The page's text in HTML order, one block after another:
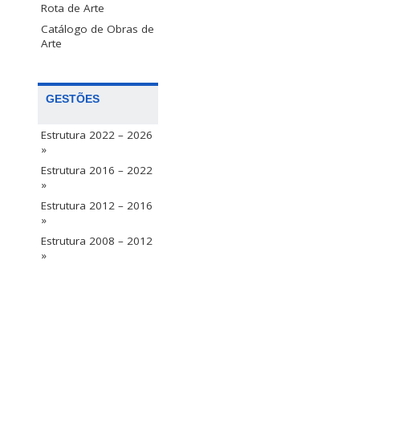
Rota de Arte
Catálogo de Obras de
Arte
GESTÕES
Estrutura 2022 – 2026
»
Estrutura 2016 – 2022
»
Estrutura 2012 – 2016
»
Estrutura 2008 – 2012
»